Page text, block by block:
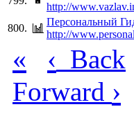
http://
800.
Персональный
http://
« ‹ Back
Forward ›